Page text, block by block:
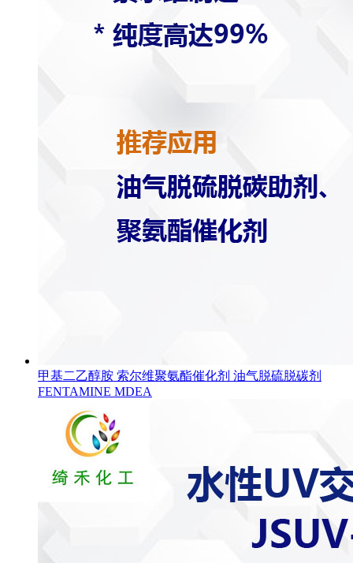
甲基二乙醇胺 索尔维聚氨酯催化剂 油气脱硫脱碳剂
FENTAMINE MDEA